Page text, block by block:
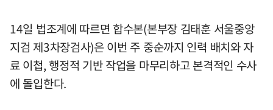
14일 법조계에 따르면 합수본(본부장 김태훈 서울중앙
지검 제3차장검사)은 이번 주 중순까지 인력 배치와 자
료 이첩, 행정적 기반 작업을 마무리하고 본격적인 수사
에 돌입한다.